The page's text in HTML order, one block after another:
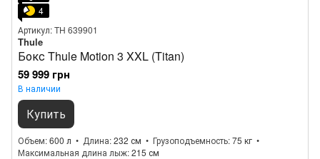
4
Артикул: TH 639901
Thule
Бокс Thule Motion 3 XXL (Titan)
59 999 грн
В наличии
Купить
Объем 600 л Длина 232 см Грузоподъемность 75 кг
Максимальная длина лыж 215 см